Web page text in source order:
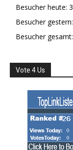
Besucher heute: 3
Besucher gestern:
Besucher gesamt:
Vote 4 Us